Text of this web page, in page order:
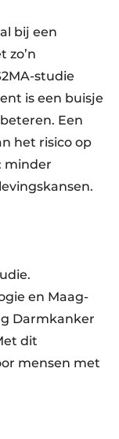
bij een
zo’n
studie
is een buisje
Een
het risico op
minder
en Maag-
Darmkanker
dit
mensen met